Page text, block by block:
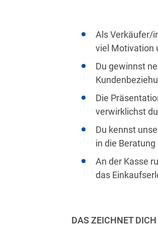
Als Verkäufer/
viel Motivation
Du gewinnst
Die
verwirklichst
Du kennst
in die
An der Kasse
das
DAS ZEICHNET